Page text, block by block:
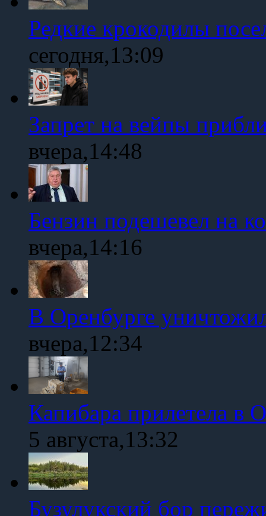
Редкие крокодилы
сегодня,13:09
Запрет на вейпы
вчера,14:48
Бензин подешевел на
вчера,14:16
В Оренбурге
вчера,12:34
Капибара прилетела в
5 августа,13:32
Бузулукский бор